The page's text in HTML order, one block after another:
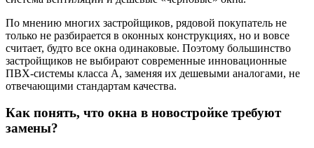
По мнению многих застройщиков, рядовой покупатель не
только не разбирается в оконных конструкциях, но и вовсе
считает, будто все окна одинаковые. Поэтому большинство
застройщиков не выбирают современные инновационные
ПВХ-системы класса А, заменяя их дешевыми аналогами, не
отвечающими стандартам качества.
Как понять, что окна в новостройке требуют
замены?